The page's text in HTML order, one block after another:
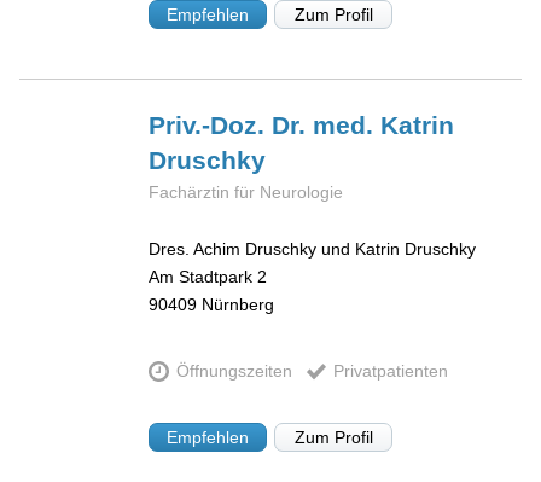
Empfehlen Zum Profil
Priv.-Doz. Dr. med. Katrin
Druschky
Fachärztin für Neurologie
Dres. Achim Druschky und Katrin Druschky
Am Stadtpark 2
90409 Nürnberg
Öffnungszeiten Privatpatienten
Empfehlen Zum Profil